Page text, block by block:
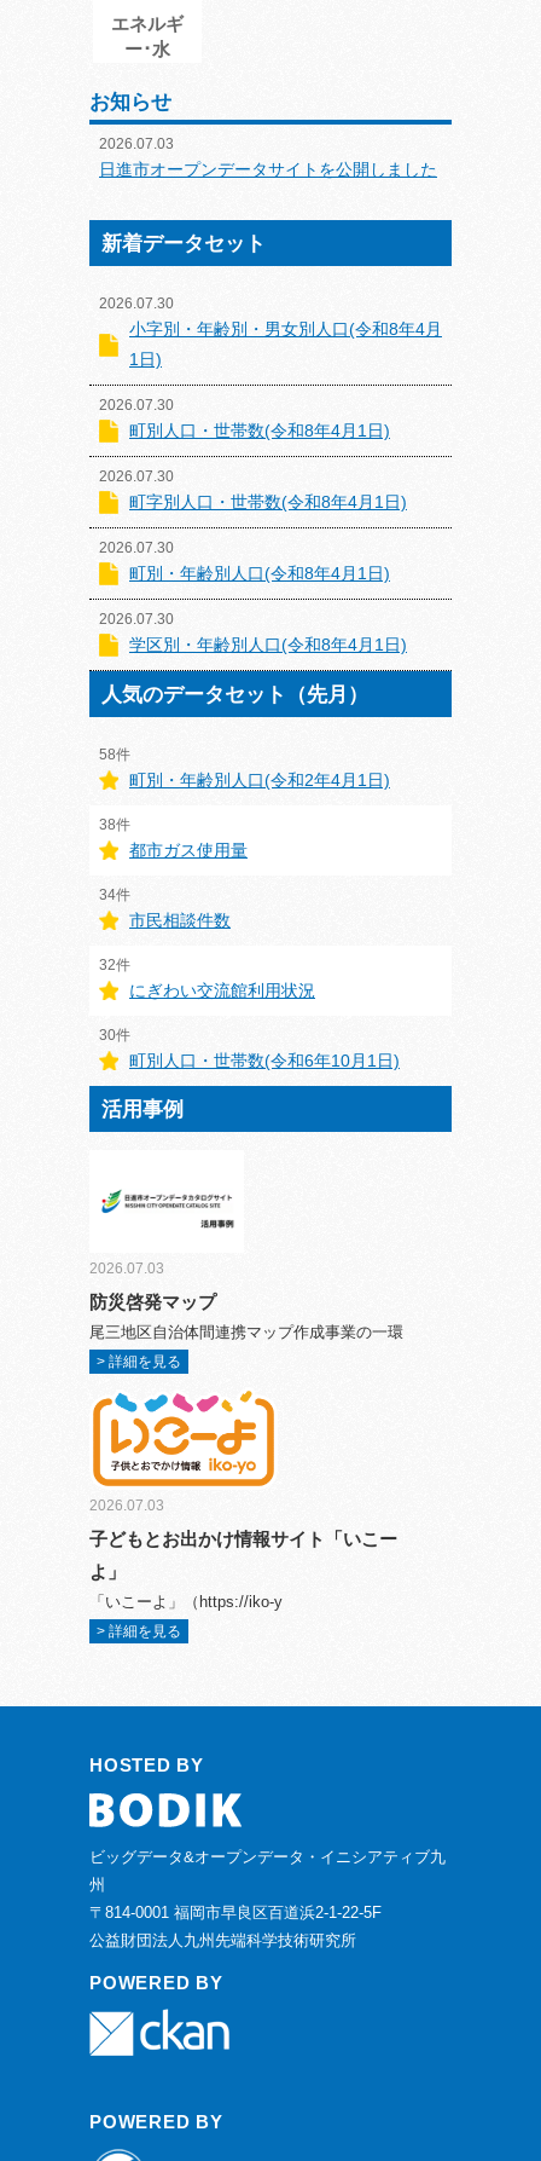
エネルギ
ー･水
お知らせ
2026.07.03
日進市オープンデータサイトを公開しました
新着データセット
2026.07.30
小字別・年齢別・男女別人口(令和8年4月
1日)
2026.07.30
町別人口・世帯数(令和8年4月1日)
2026.07.30
町字別人口・世帯数(令和8年4月1日)
2026.07.30
町別・年齢別人口(令和8年4月1日)
2026.07.30
学区別・年齢別人口(令和8年4月1日)
人気のデータセット（先月）
58件
町別・年齢別人口(令和2年4月1日)
38件
都市ガス使用量
34件
市民相談件数
32件
にぎわい交流館利用状況
30件
町別人口・世帯数(令和6年10月1日)
活用事例
2026.07.03
防災啓発マップ
尾三地区自治体間連携マップ作成事業の一環
> 詳細を見る
2026.07.03
子どもとお出かけ情報サイト「いこー
よ」
「いこーよ」（https://iko-y
> 詳細を見る
HOSTED BY
ビッグデータ&オープンデータ・イニシアティブ九
州
〒814-0001 福岡市早良区百道浜2-1-22-5F
公益財団法人九州先端科学技術研究所
POWERED BY
POWERED BY